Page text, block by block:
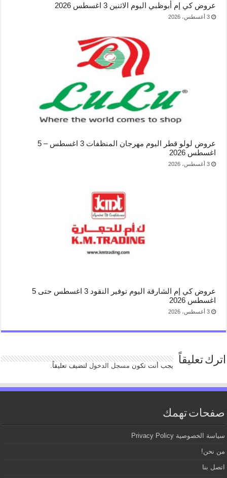
عروض كي إم أبوظبي اليوم الاثنين 3 اغسطس 2026
3 أغسطس، 2026
عروض لولو قطر اليوم مهرجان المنظفات 3 اغسطس – 5
اغسطس 2026
3 أغسطس، 2026
عروض كي إم الشارقة اليوم توفير النقود 3 اغسطس حتى 5
اغسطس 2026
3 أغسطس، 2026
اترك تعليقاً يجب أنت تكون مسجل الدخوللتضيف تعليقاً.
صفحات تهمك
سياسة الخصوصية Privacy Policy
من نحن!
اتصل بنا